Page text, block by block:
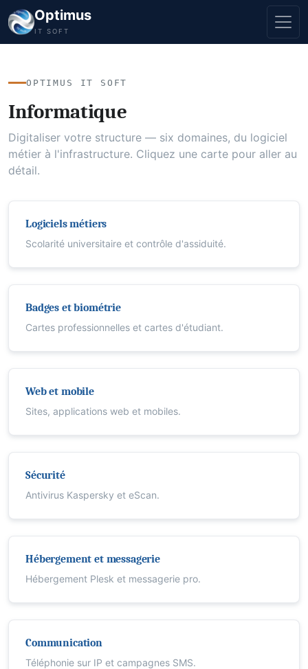
Optimus
IT SOFT
OPTIMUS IT SOFT
Informatique
Digitaliser votre structure — six domaines, du logiciel
métier à l'infrastructure. Cliquez une carte pour aller au
détail.
Logiciels métiers
Scolarité universitaire et contrôle d'assiduité.
Badges et biométrie
Cartes professionnelles et cartes d'étudiant.
Web et mobile
Sites, applications web et mobiles.
Sécurité
Antivirus Kaspersky et eScan.
Hébergement et messagerie
Hébergement Plesk et messagerie pro.
Communication
Téléphonie sur IP et campagnes SMS.